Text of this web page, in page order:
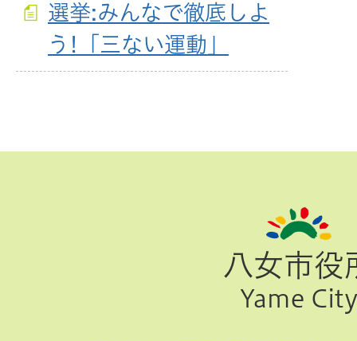
選挙:みんなで徹底しよ
う!「三ない運動」
八女市役
Yame City